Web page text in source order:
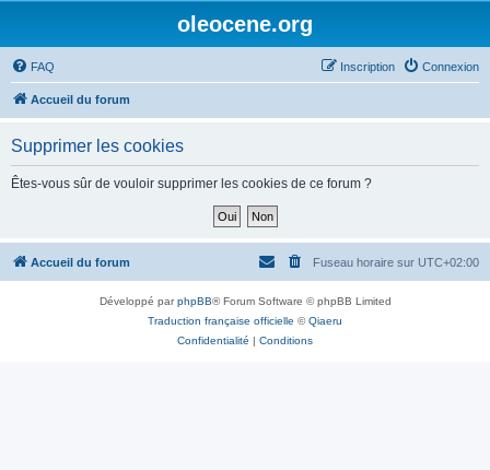
oleocene.org
FAQ Connexion
Inscription
Accueil du forum
Supprimer les cookies
Êtes-vous sûr de vouloir supprimer les cookies de ce forum ?
Accueil du forum Fuseau horaire sur UTC+02:00
Développé parphpBB® Forum Software © phpBB Limited
Traduction française officielle ©Qiaeru
Confidentialité | Conditions